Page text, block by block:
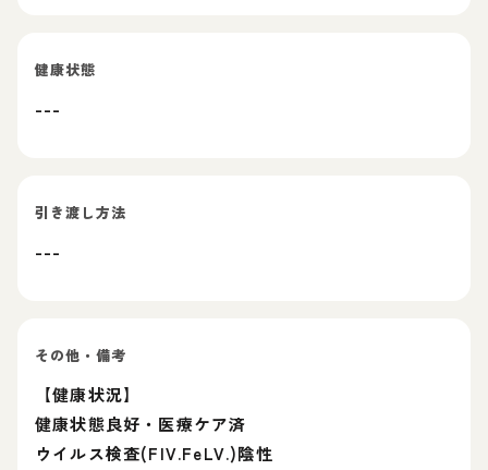
健康状態
---
引き渡し方法
---
その他・備考
【健康状況】
健康状態良好・医療ケア済
ウイルス検査(FIV.FeLV.)陰性